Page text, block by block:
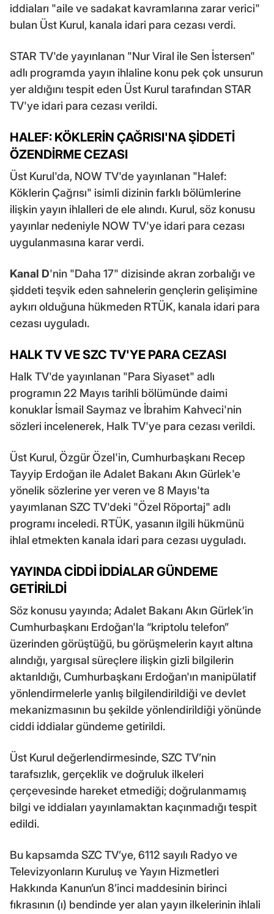
iddiaları "aile ve sadakat kavramlarına zarar verici"
bulan Üst Kurul, kanala idari para cezası verdi.
STAR TV'de yayınlanan "Nur Viral ile Sen İstersen"
adlı programda yayın ihlaline konu pek çok unsurun
yer aldığını tespit eden Üst Kurul tarafından STAR
TV'ye idari para cezası verildi.
HALEF: KÖKLERİN ÇAĞRISI'NA ŞİDDETİ
ÖZENDİRME CEZASI
Üst Kurul'da, NOW TV'de yayınlanan "Halef:
Köklerin Çağrısı" isimli dizinin farklı bölümlerine
ilişkin yayın ihlalleri de ele alındı. Kurul, söz konusu
yayınlar nedeniyle NOW TV'ye idari para cezası
uygulanmasına karar verdi.
Kanal D'nin "Daha 17" dizisinde akran zorbalığı ve
şiddeti teşvik eden sahnelerin gençlerin gelişimine
aykırı olduğuna hükmeden RTÜK, kanala idari para
cezası uyguladı.
HALK TV VE SZC TV'YE PARA CEZASI
Halk TV'de yayınlanan "Para Siyaset" adlı
programın 22 Mayıs tarihli bölümünde daimi
konuklar İsmail Saymaz ve İbrahim Kahveci'nin
sözleri incelenerek, Halk TV'ye para cezası verildi.
Üst Kurul, Özgür Özel'in, Cumhurbaşkanı Recep
Tayyip Erdoğan ile Adalet Bakanı Akın Gürlek'e
yönelik sözlerine yer veren ve 8 Mayıs'ta
yayımlanan SZC TV'deki "Özel Röportaj" adlı
programı inceledi. RTÜK, yasanın ilgili hükmünü
ihlal etmekten kanala idari para cezası uyguladı.
YAYINDA CİDDİ İDDİALAR GÜNDEME
GETİRİLDİ
Söz konusu yayında; Adalet Bakanı Akın Gürlek’in
Cumhurbaşkanı Erdoğan'la “kriptolu telefon”
üzerinden görüştüğü, bu görüşmelerin kayıt altına
alındığı, yargısal süreçlere ilişkin gizli bilgilerin
aktarıldığı, Cumhurbaşkanı Erdoğan'ın manipülatif
yönlendirmelerle yanlış bilgilendirildiği ve devlet
mekanizmasının bu şekilde yönlendirildiği yönünde
ciddi iddialar gündeme getirildi.
Üst Kurul değerlendirmesinde, SZC TV’nin
tarafsızlık, gerçeklik ve doğruluk ilkeleri
çerçevesinde hareket etmediği; doğrulanmamış
bilgi ve iddiaları yayınlamaktan kaçınmadığı tespit
edildi.
Bu kapsamda SZC TV’ye, 6112 sayılı Radyo ve
Televizyonların Kuruluş ve Yayın Hizmetleri
Hakkında Kanun’un 8’inci maddesinin birinci
fıkrasının (ı) bendinde yer alan yayın ilkelerinin ihlali